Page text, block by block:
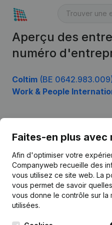
Aperçu des
numéro
Coltim (BE
Work & People
Faites-en plus avec
Afin d'optimiser votre
Companyweb recueille des
vous utilisez ce site web. La
vous permet de savoir
vous donne le contrôle sur la
utilisées.
Français
Kantorenpark Everest
248D,